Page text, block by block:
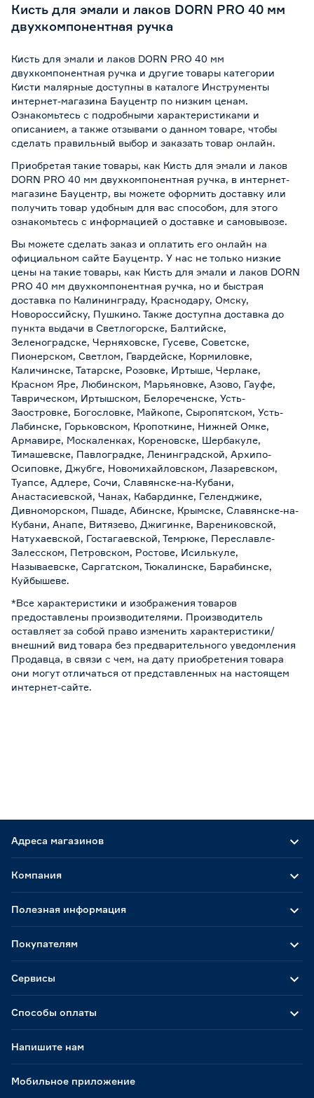
Кисть для эмали и лаков DORN PRO 40 мм
двухкомпонентная ручка
Кисть для эмали и лаков DORN PRO 40 мм
двухкомпонентная ручка и другие товары категории
Кисти малярные доступны в каталоге Инструменты
интернет-магазина Бауцентр по низким ценам.
Ознакомьтесь с подробными характеристиками и
описанием, а также отзывами о данном товаре, чтобы
сделать правильный выбор и заказать товар онлайн.
Приобретая такие товары, как Кисть для эмали и лаков
DORN PRO 40 мм двухкомпонентная ручка, в интернет-
магазине Бауцентр, вы можете оформить доставку или
получить товар удобным для вас способом, для этого
ознакомьтесь с информацией о доставке и самовывозе.
Вы можете сделать заказ и оплатить его онлайн на
официальном сайте Бауцентр. У нас не только низкие
цены на такие товары, как Кисть для эмали и лаков DORN
PRO 40 мм двухкомпонентная ручка, но и быстрая
доставка по Калининграду, Краснодару, Омску,
Новороссийску, Пушкино. Также доступна доставка до
пункта выдачи в Светлогорске, Балтийске,
Зеленоградске, Черняховске, Гусеве, Советске,
Пионерском, Светлом, Гвардейске, Кормиловке,
Каличинске, Татарске, Розовке, Иртыше, Черлаке,
Красном Яре, Любинском, Марьяновке, Азово, Гауфе,
Таврическом, Иртышском, Белореченске, Усть-
Заостровке, Богословке, Майкопе, Сыропятском, Усть-
Лабинске, Горьковском, Кропоткине, Нижней Омке,
Армавире, Москаленках, Кореновске, Шербакуле,
Тимашевске, Павлоградке, Ленинградской, Архипо-
Осиповке, Джубге, Новомихайловском, Лазаревском,
Туапсе, Адлере, Сочи, Славянске-на-Кубани,
Анастасиевской, Чанах, Кабардинке, Геленджике,
Дивноморском, Пшаде, Абинске, Крымске, Славянске-на-
Кубани, Анапе, Витязево, Джигинке, Варениковской,
Натухаевской, Гостагаевской, Темрюке, Переславле-
Залесском, Петровском, Ростове, Исилькуле,
Называевске, Саргатском, Тюкалинске, Барабинске,
Куйбышеве.
*Все характеристики и изображения товаров
предоставлены производителями. Производитель
оставляет за собой право изменить характеристики/
внешний вид товара без предварительного уведомления
Продавца, в связи с чем, на дату приобретения товара
они могут отличаться от представленных на настоящем
интернет-сайте.
Адреса магазинов
Способы оплаты
Мобильное приложение
Компания
Полезная информация
Покупателям
Сервисы
Напишите нам